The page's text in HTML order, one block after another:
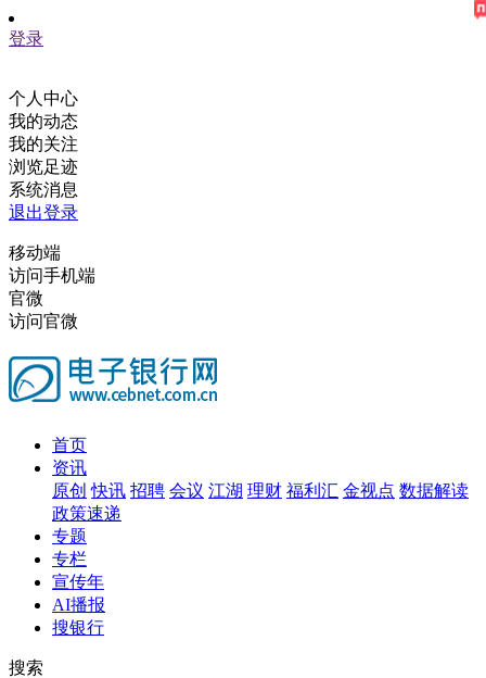
登录
个人中心
我的动态
我的关注
浏览足迹
系统消息
退出登录
移动端
访问手机端
官微
访问官微
首页
资讯
原创 快讯 招聘 会议 江湖 理财 福利汇 金视点 数据解读
政策速递
专题
专栏
宣传年
AI播报
搜银行
搜索